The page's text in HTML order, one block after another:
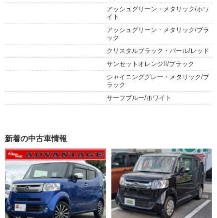
アッシュグリーン・メタリック/ホワ
イト
アッシュグリーン・メタリック/ブラ
ック
クリスタルブラック・パール/レッド
サンセットオレンジII/ブラック
シャイニンググレー・メタリック/ブ
ラック
サーフブルー/ホワイト
新着の中古車情報